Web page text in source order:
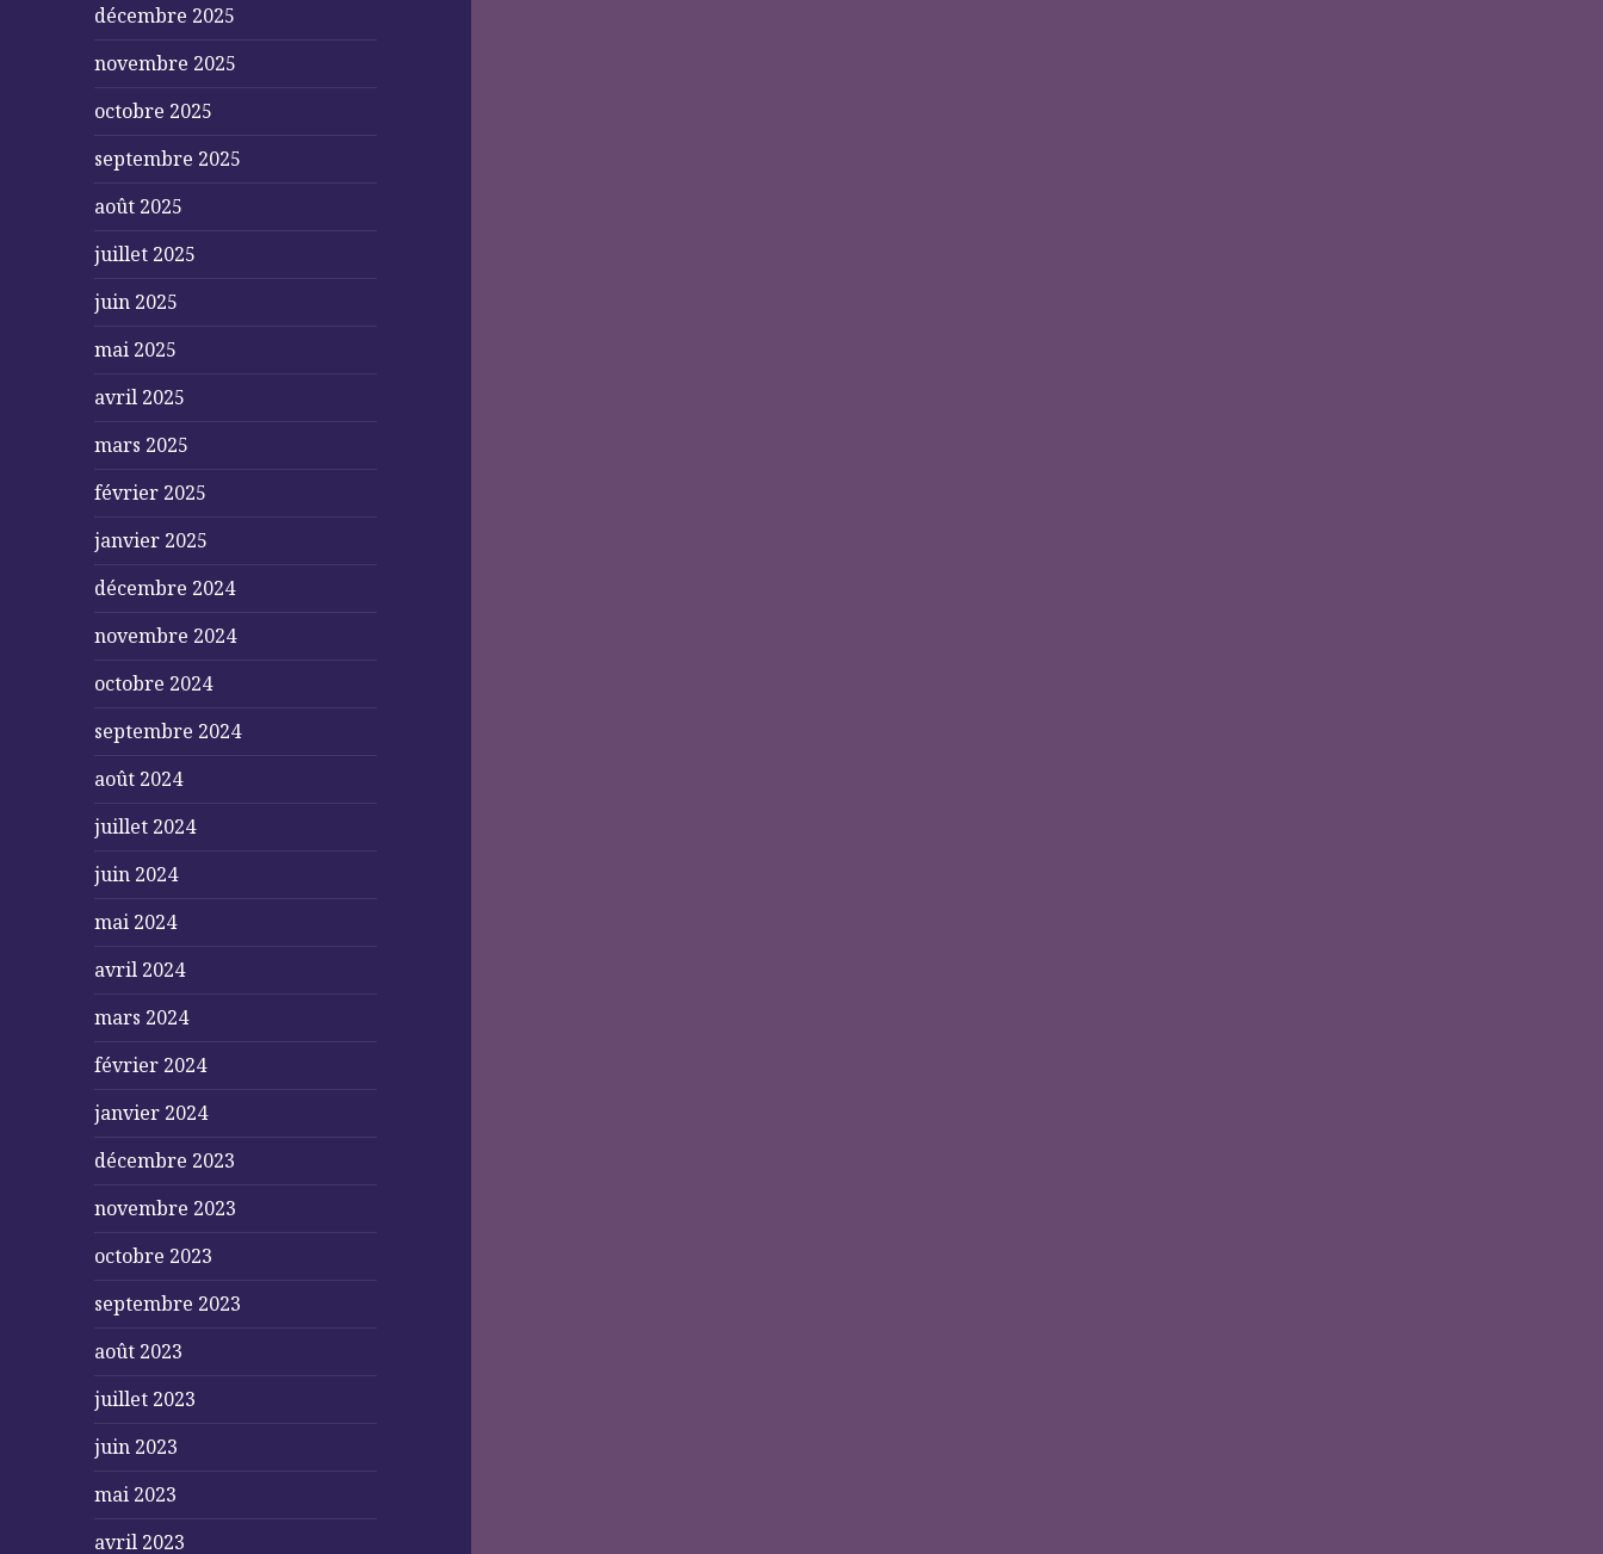
décembre 2025
novembre 2025
octobre 2025
septembre 2025
août 2025
juillet 2025
juin 2025
mai 2025
avril 2025
mars 2025
février 2025
janvier 2025
décembre 2024
novembre 2024
octobre 2024
septembre 2024
août 2024
juillet 2024
juin 2024
mai 2024
avril 2024
mars 2024
février 2024
janvier 2024
décembre 2023
novembre 2023
octobre 2023
septembre 2023
août 2023
juillet 2023
juin 2023
mai 2023
avril 2023